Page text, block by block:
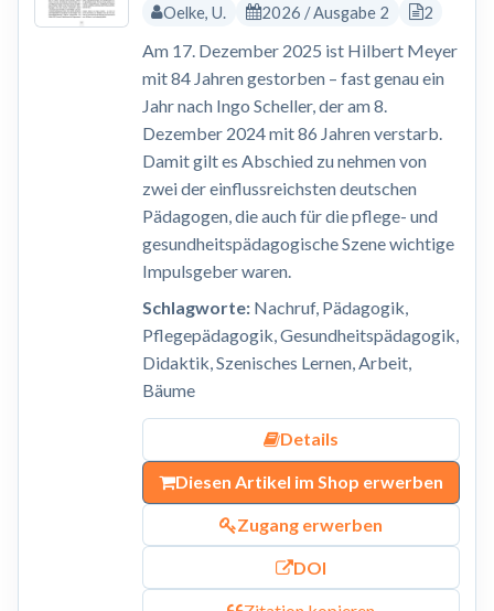
Oelke, U. 2026 / Ausgabe 2 2
Am 17. Dezember 2025 ist Hilbert Meyer
mit 84 Jahren gestorben – fast genau ein
Jahr nach Ingo Scheller, der am 8.
Dezember 2024 mit 86 Jahren verstarb.
Damit gilt es Abschied zu nehmen von
zwei der einflussreichsten deutschen
Pädagogen, die auch für die pflege- und
gesundheitspädagogische Szene wichtige
Impulsgeber waren.
Schlagworte:Nachruf, Pädagogik,
Pflegepädagogik, Gesundheitspädagogik,
Didaktik, Szenisches Lernen, Arbeit,
Bäume
Details
Diesen Artikel im Shop erwerben
Zugang erwerben
DOI